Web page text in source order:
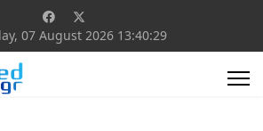
07 August 2026 13:40:29